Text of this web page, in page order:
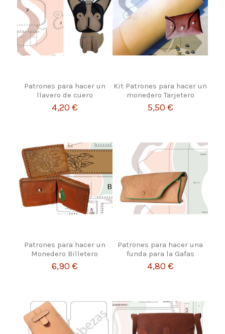
Patrones para hacer un
llavero de cuero
4,20 €
Kit Patrones para hacer un
monedero Tarjetero
5,50 €
Patrones para hacer un
Monedero Billetero
6,90 €
Patrones para hacer una
funda para la Gafas
4,80 €